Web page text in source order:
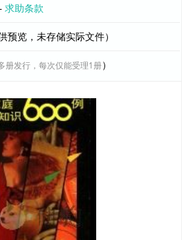
求助条款
预览，未存储实际文件）
册发行，每次仅能受理1册）